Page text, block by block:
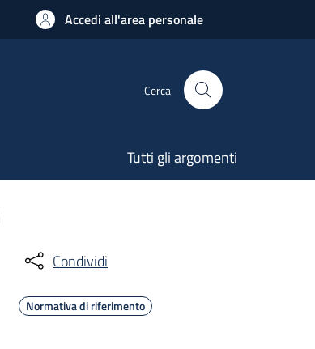
Accedi all'area personale
Cerca
Tutti gli argomenti
Condividi
Normativa di riferimento